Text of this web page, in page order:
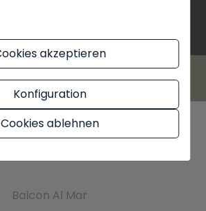
Balcon Al Mar
akzeptieren
Konfiguration
Cookies ablehnen